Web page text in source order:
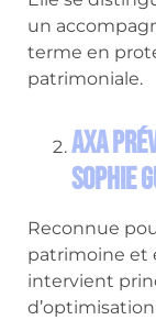
un
terme en
patrimoniale.
AXA
Sophie
Reconnue
patrimoine et
intervient